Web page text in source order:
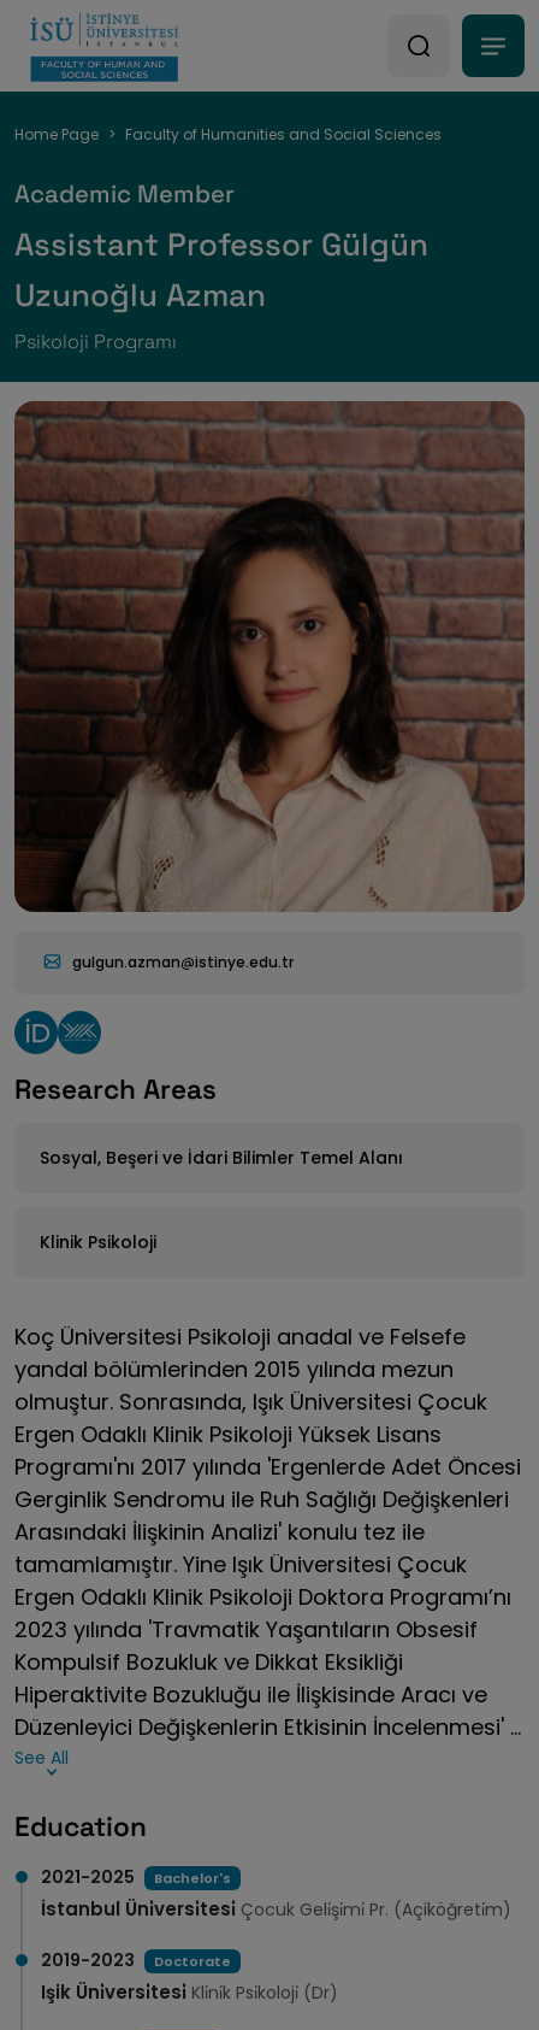
Breadcrumb
Home Page Faculty of Humanities and Social Sciences
Academic Member
Assistant Professor Gülgün
Uzunoğlu Azman
Psikoloji Programı
Koç Üniversitesi Psikoloji anadal ve Felsefe
yandal bölümlerinden 2015 yılında mezun
olmuştur. Sonrasında, Işık Üniversitesi Çocuk
Ergen Odaklı Klinik Psikoloji Yüksek Lisans
Programı'nı 2017 yılında 'Ergenlerde Adet Öncesi
Gerginlik Sendromu ile Ruh Sağlığı Değişkenleri
Arasındaki İlişkinin Analizi' konulu tez ile
tamamlamıştır. Yine Işık Üniversitesi Çocuk
Ergen Odaklı Klinik Psikoloji Doktora Programı’nı
2023 yılında 'Travmatik Yaşantıların Obsesif
Kompulsif Bozukluk ve Dikkat Eksikliği
Hiperaktivite Bozukluğu ile İlişkisinde Aracı ve
Düzenleyici Değişkenlerin Etkisinin İncelenmesi' ...
See All
Education
2021-2025 Bachelor's
İstanbul Üni̇versi̇tesi̇ Çocuk Geli̇şi̇mi̇ Pr. (Açiköğreti̇m)
2019-2023 Doctorate
Işik Üni̇versi̇tesi̇ Kli̇ni̇k Psi̇koloji̇ (Dr)
gulgun.azman istinye.edu.tr
Research Areas
Sosyal, Beşeri ve İdari Bilimler Temel Alanı
Klinik Psikoloji